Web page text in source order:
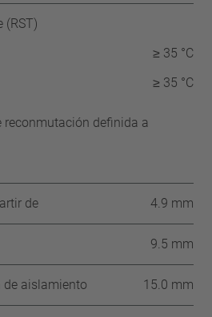
(RST)
≥ 35 °C
≥ 35 °C
reconmutación definida a
de 4.9 mm
9.5 mm
de aislamiento 15.0 mm